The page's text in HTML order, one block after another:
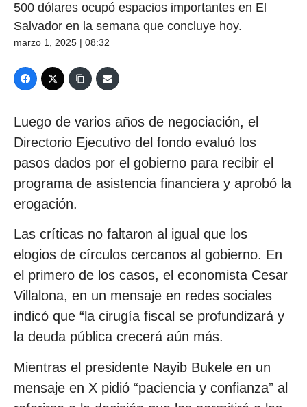
500 dólares ocupó espacios importantes en El
Salvador en la semana que concluye hoy.
marzo 1, 2025 | 08:32
Luego de varios años de negociación, el
Directorio Ejecutivo del fondo evaluó los
pasos dados por el gobierno para recibir el
programa de asistencia financiera y aprobó la
erogación.
Las críticas no faltaron al igual que los
elogios de círculos cercanos al gobierno. En
el primero de los casos, el economista Cesar
Villalona, en un mensaje en redes sociales
indicó que “la cirugía fiscal se profundizará y
la deuda pública crecerá aún más.
Mientras el presidente Nayib Bukele en un
mensaje en X pidió “paciencia y confianza” al